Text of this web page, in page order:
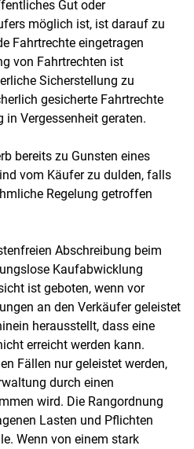
Gut oder
möglich ist, ist darauf zu
Fahrtrechte eingetragen
von Fahrtrechten ist
Sicherstellung zu
gesicherte Fahrtrechte
Vergessenheit geraten.
bereits zu Gunsten eines
vom Käufer zu dulden, falls
Regelung getroffen
Abschreibung beim
Kaufabwicklung
ist geboten, wenn vor
an den Verkäufer geleistet
herausstellt, dass eine
erreicht werden kann.
Fällen nur geleistet werden,
durch einen
wird. Die Rangordnung
Lasten und Pflichten
Wenn von einem stark